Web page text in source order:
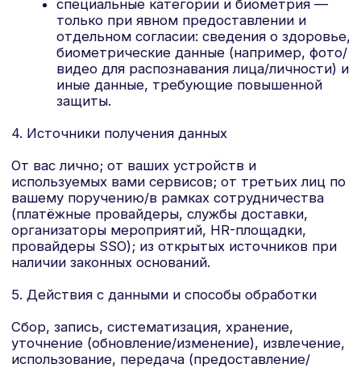
платформы;
картографические, социальные и видео-
виджеты.
Сроки хранения идентификаторов:
сессионные — до завершения сеанса/
закрытия браузера; постоянные — в
течение срока их действия,
определяемого настройками вашего
браузера/устройства и/или провайдером
соответствующего сервиса; при отзыве
ранее; во всех случаях — не дольше, чем
этого требуют заявленные цели
иное не требуется по закону/договору).
7. Коммуникации и маркетинг
Каналы уведомлений и предложений (при вашем
отдельном согласии и/или на основании
договора): e-mail, телефонные звонки, SMS,
мессенджеры, push-уведомления, личные
сообщения в аккаунте. Отказ возможен по
ссылке/в настройках в каждом сообщении либо,
(раздел 12). Отправка может осуществляться
собственными средствами Оператора или через
указаны в Политике обработки ПДн Оператора.
8. Социальные плагины, вход через аккаунты
третьих лиц, внешние сервисы